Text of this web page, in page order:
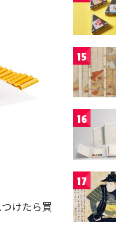
けたら買
15
16
17